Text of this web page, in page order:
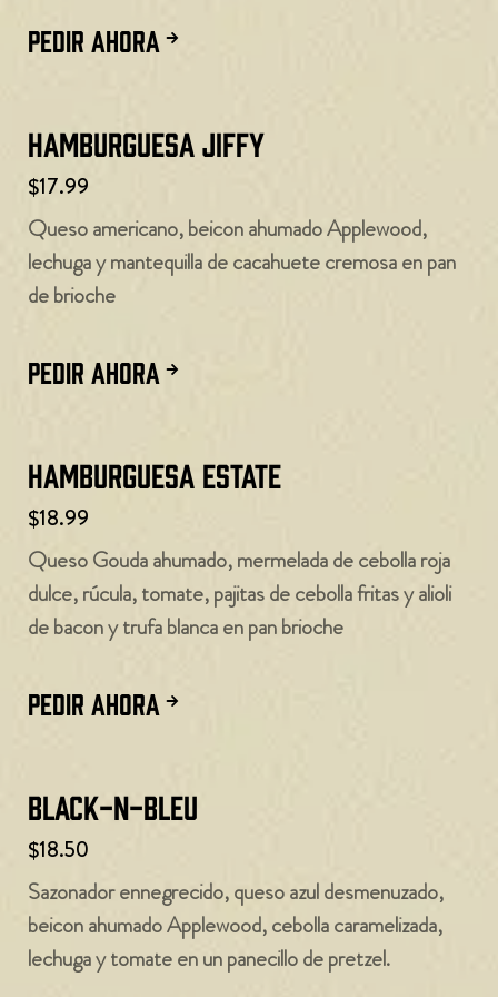
PEDIR AHORA
Hamburguesa Jiffy
$17.99
Queso americano, beicon ahumado Applewood,
lechuga y mantequilla de cacahuete cremosa en pan
de brioche
PEDIR AHORA
Hamburguesa Estate
$18.99
Queso Gouda ahumado, mermelada de cebolla roja
dulce, rúcula, tomate, pajitas de cebolla fritas y alioli
de bacon y trufa blanca en pan brioche
PEDIR AHORA
Black-N-Bleu
$18.50
Sazonador ennegrecido, queso azul desmenuzado,
beicon ahumado Applewood, cebolla caramelizada,
lechuga y tomate en un panecillo de pretzel.